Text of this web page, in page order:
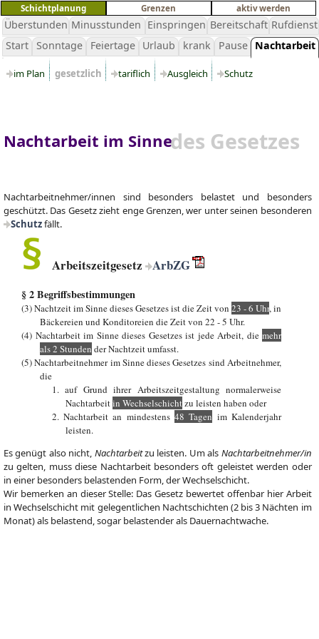
Schichtplanung Grenzen aktiv werden
Überstunden Minusstunden Einspringen Bereitschaft Rufdienst
Start
Sonntage Feiertage Urlaub krank Pause Nachtarbeit
im Plan gesetzlich tariflich Ausgleich Schutz
Nachtarbeit im Sinnedes Gesetzes
Nachtarbeitnehmer/innen sind besonders belastet und besonders
geschützt. Das Gesetz zieht enge Grenzen, wer unter seinen besonderen
Schutzfällt.
Arbeitszeitgesetz ArbZG
§ 2 Begriffsbestimmungen
(3) Nachtzeit im Sinne dieses Gesetzes ist die Zeit von 23 - 6 Uhr, in
Bäckereien und Konditoreien die Zeit von 22 - 5 Uhr.
(4) Nachtarbeit im Sinne dieses Gesetzes ist jede Arbeit, die mehr
als 2 Stunden der Nachtzeit umfasst.
(5) Nachtarbeitnehmer im Sinne dieses Gesetzes sind Arbeitnehmer,
die
1. auf Grund ihrer Arbeitszeitgestaltung normalerweise
Nachtarbeitin Wechselschichtzu leisten haben oder
2. Nachtarbeit an mindestens48 Tagen im Kalenderjahr
leisten.
Es genügt also nicht, Nachtarbeitzu leisten. Um als Nachtarbeitnehmer/in
zu gelten, muss diese Nachtarbeit besonders oft geleistet werden oder
in einer besonders belastenden Form, der Wechselschicht.
Wir bemerken an dieser Stelle: Das Gesetz bewertet offenbar hier Arbeit
in Wechselschicht mit gelegentlichen Nachtschichten (2 bis 3 Nächten im
Monat) als belastend, sogar belastender als Dauernachtwache.